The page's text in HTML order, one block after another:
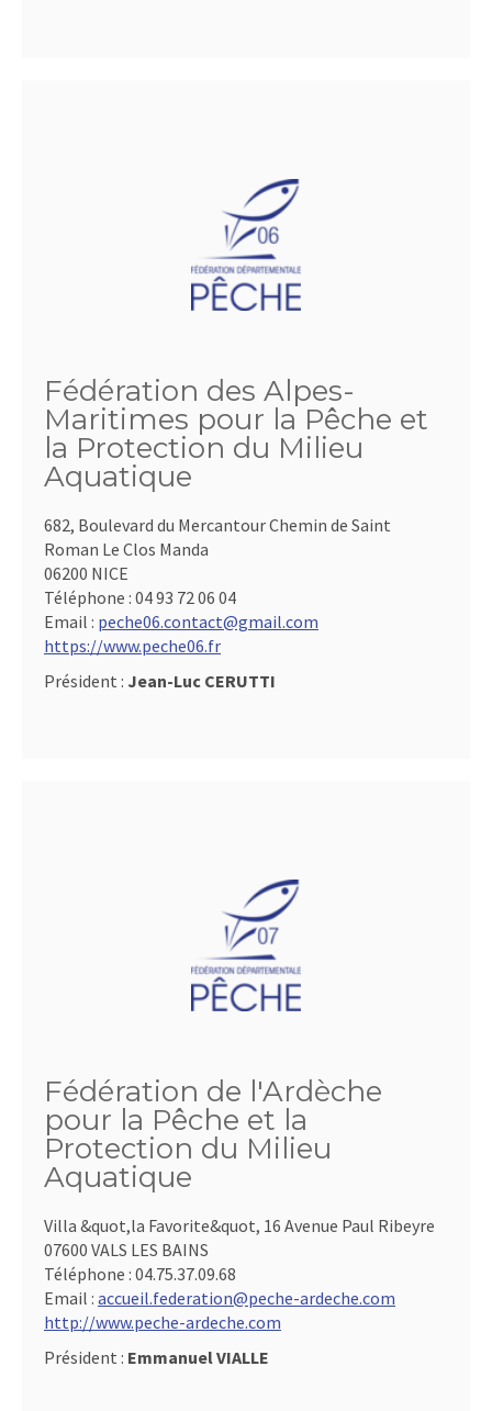
Fédération des Alpes-
Maritimes pour la Pêche et
la Protection du Milieu
Aquatique
682, Boulevard du Mercantour Chemin de Saint
Roman Le Clos Manda
06200 NICE
Téléphone : 04 93 72 06 04
Email : peche06.contact@gmail.com
https://www.peche06.fr
Président : Jean-Luc CERUTTI
Fédération de l'Ardèche
pour la Pêche et la
Protection du Milieu
Aquatique
Villa &quot,la Favorite&quot, 16 Avenue Paul Ribeyre
07600 VALS LES BAINS
Téléphone : 04.75.37.09.68
Email : accueil.federation@peche-ardeche.com
http://www.peche-ardeche.com
Président : Emmanuel VIALLE